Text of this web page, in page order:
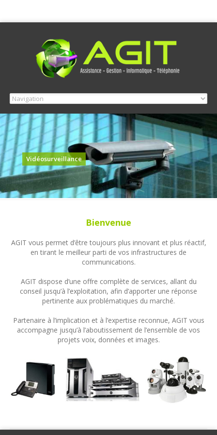
Vidéosurveillance
Bienvenue
AGIT vous permet d’être toujours plus innovant et plus réactif,
en tirant le meilleur parti de vos infrastructures de
communications.
AGIT dispose d’une offre complète de services, allant du
conseil jusqu’à l’exploitation, afin d’apporter une réponse
pertinente aux problématiques du marché.
Partenaire à l’implication et à l’expertise reconnue, AGIT vous
accompagne jusqu’à l’aboutissement de l’ensemble de vos
projets voix, données et images.